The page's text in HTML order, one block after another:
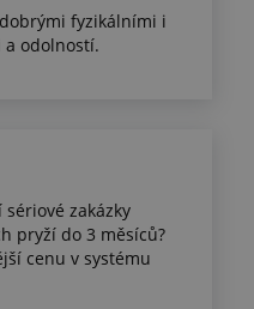
fyzikálními i
odolností.
zakázky
pryží do 3 měsíců?
cenu v systému